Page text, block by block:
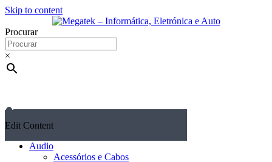
Skip to content
Procurar
×
Edit Content
Audio
Acessórios e Cabos